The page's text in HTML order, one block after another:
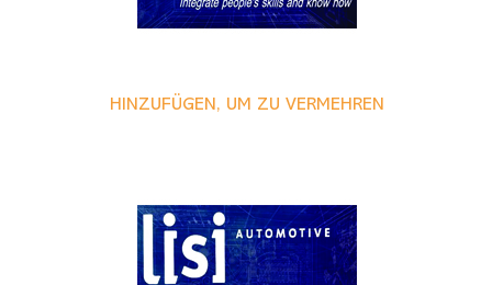
HINZUFÜGEN, UM ZU VERMEHREN